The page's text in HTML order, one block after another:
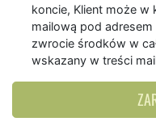
koncie, Klient może w
mailową pod adresem
zwrocie środków w
wskazany w treści